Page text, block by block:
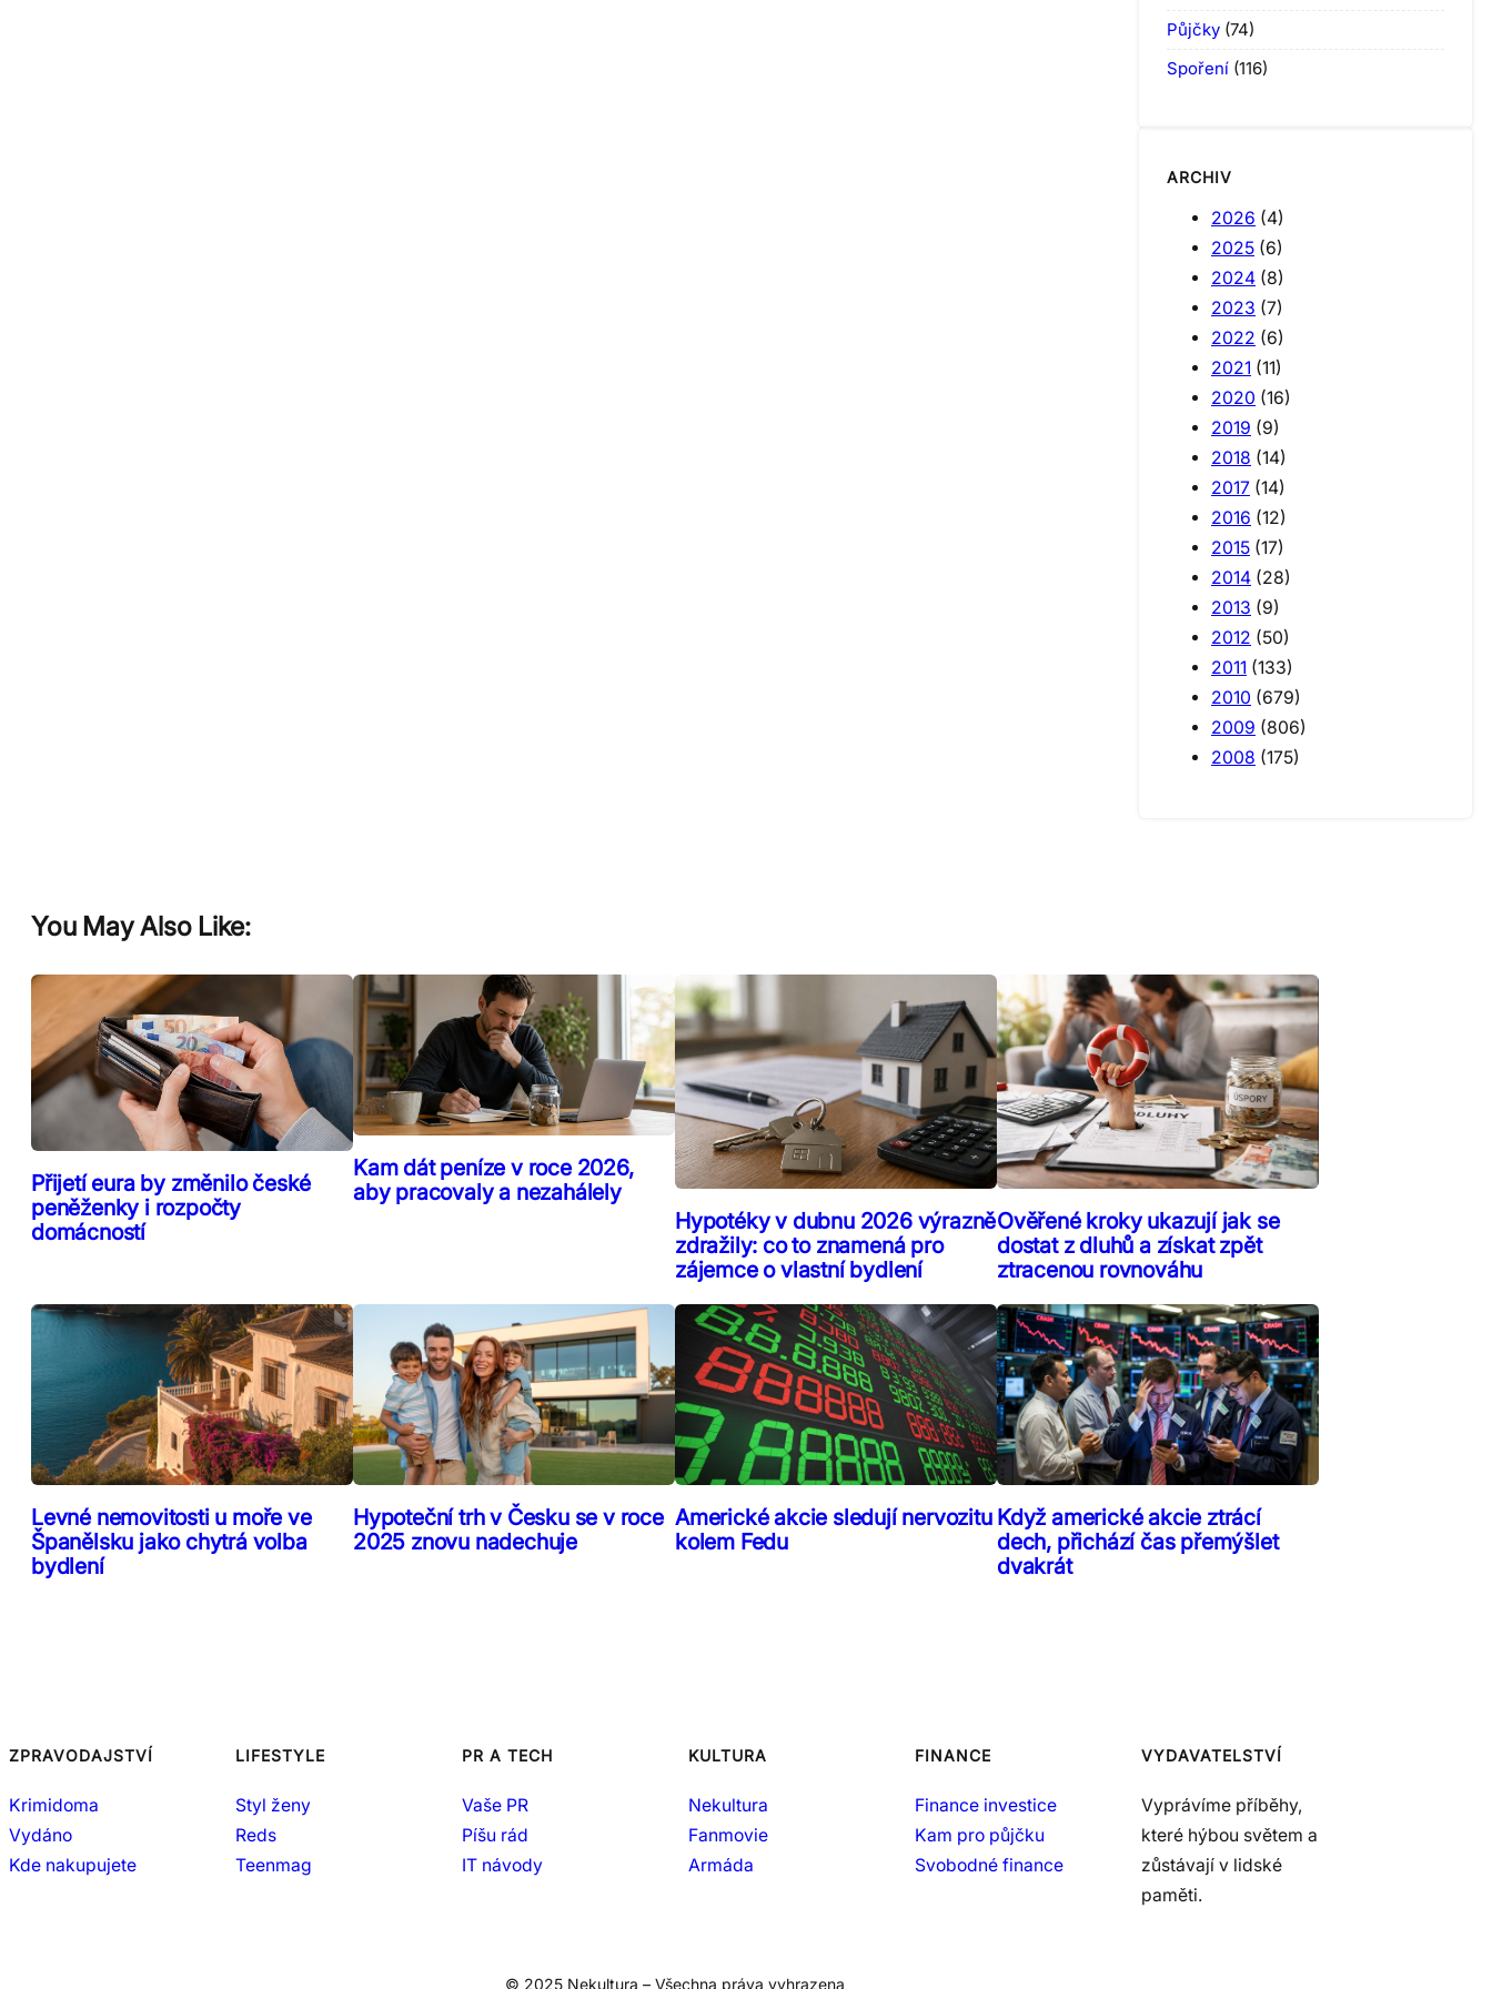
Půjčky (74)
Spoření (116)
ARCHIV
2026 (4)
2025 (6)
2024 (8)
2023 (7)
2022 (6)
2021 (11)
2020 (16)
2019 (9)
2018 (14)
2017 (14)
2016 (12)
2015 (17)
2014 (28)
2013 (9)
2012 (50)
2011 (133)
2010 (679)
2009 (806)
2008 (175)
You May Also Like:
Přijetí eura by změnilo české
peněženky i rozpočty
domácností
Kam dát peníze v roce 2026,
aby pracovaly a nezahálely
Hypotéky v dubnu 2026 výrazně
zdražily: co to znamená pro
zájemce o vlastní bydlení
Ověřené kroky ukazují jak se
dostat z dluhů a získat zpět
ztracenou rovnováhu
Levné nemovitosti u moře ve
Španělsku jako chytrá volba
bydlení
Hypoteční trh v Česku se v roce
2025 znovu nadechuje
Americké akcie sledují nervozitu
kolem Fedu
Když americké akcie ztrácí
dech, přichází čas přemýšlet
dvakrát
ZPRAVODAJSTVÍ
Krimidoma
Vydáno
Kde nakupujete
LIFESTYLE
Styl ženy
Reds
Teenmag
PR A TECH
Vaše PR
Píšu rád
IT návody
KULTURA
Nekultura
Fanmovie
Armáda
FINANCE
Finance investice
Kam pro půjčku
Svobodné finance
VYDAVATELSTVÍ
Vyprávíme příběhy,
které hýbou světem a
zůstávají v lidské
paměti.
© 2025 Nekultura – Všechna práva vyhrazena